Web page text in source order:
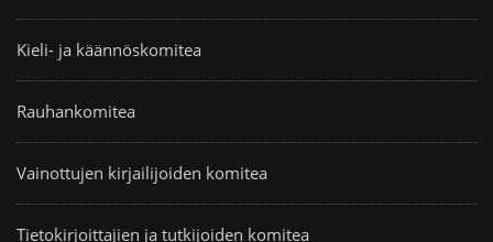
Kieli- ja käännöskomitea
Rauhankomitea
Vainottujen kirjailijoiden komitea
Tietokirjoittajien ja tutkijoiden komitea